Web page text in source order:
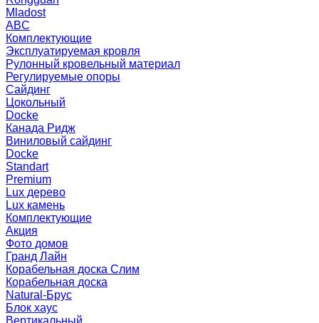
Mladost
ABC
Комплектующие
Эксплуатируемая кровля
Рулонный кровельный материал
Регулируемые опоры
Сайдинг
Цокольный
Docke
Канада Ридж
Виниловый сайдинг
Docke
Standart
Premium
Lux дерево
Lux камень
Комплектующие
Акция
Фото домов
Гранд Лайн
Корабельная доска Слим
Корабельная доска
Natural-Брус
Блок хаус
Вертикальный